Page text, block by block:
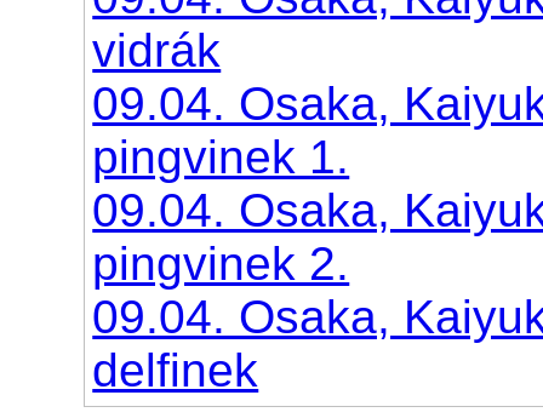
vidrák
09.04. Osaka,
pingvinek 1.
09.04. Osaka,
pingvinek 2.
09.04. Osaka,
delfinek